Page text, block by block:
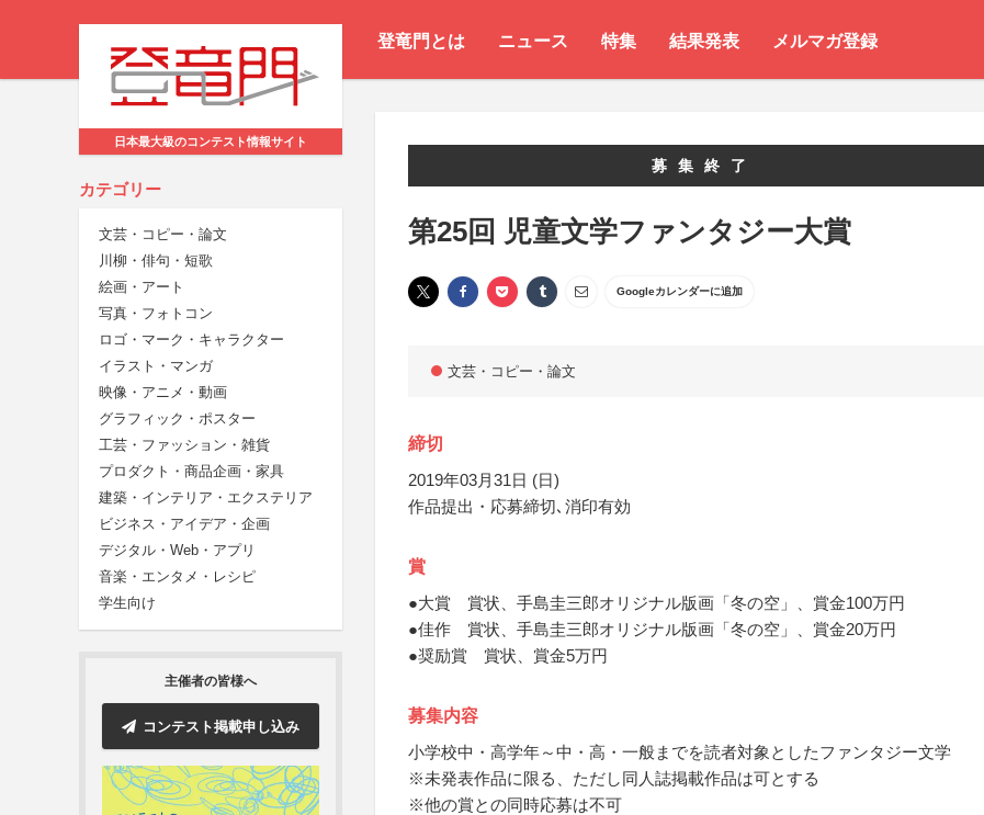
登竜門とは ニュース 特集 結果発表 メルマガ登録
日本最大級のコンテスト情報サイト
カテゴリー
文芸・コピー・論文
川柳・俳句・短歌
絵画・アート
写真・フォトコン
ロゴ・マーク・キャラクター
イラスト・マンガ
映像・アニメ・動画
グラフィック・ポスター
工芸・ファッション・雑貨
プロダクト・商品企画・家具
建築・インテリア・エクステリア
ビジネス・アイデア・企画
デジタル・Web・アプリ
音楽・エンタメ・レシピ
学生向け
主催者の皆様へ
コンテスト掲載申し込み
募集終了
第25回 児童文学ファンタジー大賞
Googleカレンダーに追加
文芸・コピー・論文
締切
2019年03月31日 (日)
作品提出・応募締切､消印有効
賞
●大賞 賞状、手島圭三郎オリジナル版画「冬の空」、賞金100万円
●佳作 賞状、手島圭三郎オリジナル版画「冬の空」、賞金20万円
●奨励賞 賞状、賞金5万円
募集内容
小学校中・高学年～中・高・一般までを読者対象としたファンタジー文学
※未発表作品に限る、ただし同人誌掲載作品は可とする
※他の賞との同時応募は不可